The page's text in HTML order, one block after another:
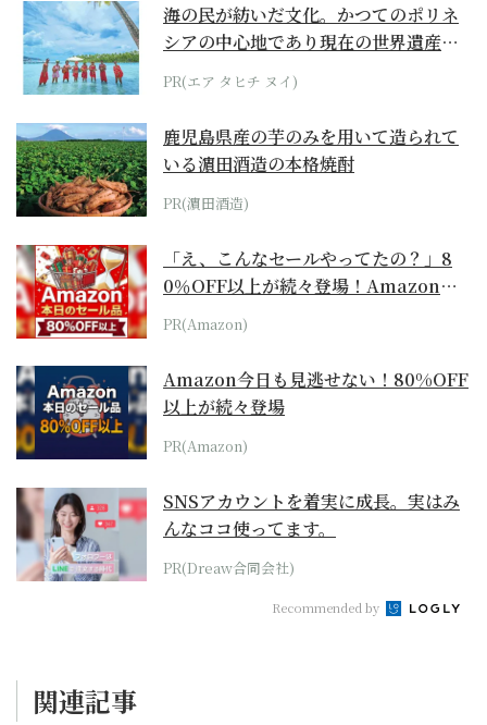
海の民が紡いだ文化。かつてのポリネ
シアの中心地であり現在の世界遺産か
らみえてくる...
PR(エア タヒチ ヌイ)
鹿児島県産の芋のみを用いて造られて
いる濵田酒造の本格焼酎
PR(濵田酒造)
「え、こんなセールやってたの？」8
0％OFF以上が続々登場！Amazonの
本気が...
PR(Amazon)
Amazon今日も見逃せない！80%OFF
以上が続々登場
PR(Amazon)
SNSアカウントを着実に成長。実はみ
んなココ使ってます。
PR(Dreaw合同会社)
Recommended by
関連記事